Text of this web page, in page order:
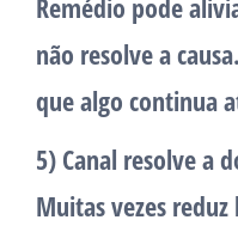
Remédio pode
não resolve a
que algo continua
5) Canal resolve a
Muitas vezes